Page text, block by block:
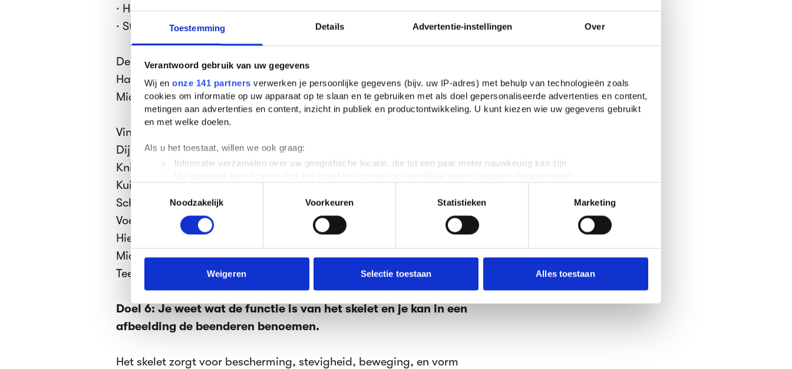
Toestemming Details Advertentie-instellingen Over
Verantwoord gebruik van uw gegevens
Wij en onze 141 partners verwerken je persoonlijke gegevens (bijv. uw IP-adres) met behulp van technologieën zoals
cookies om informatie op uw apparaat op te slaan en te gebruiken met als doel gepersonaliseerde advertenties en content,
metingen aan advertenties en content, inzicht in publiek en productontwikkeling. U kunt kiezen wie uw gegevens gebruikt
en met welke doelen.
Als u het toestaat, willen we ook graag:
Informatie verzamelen over uw geografische locatie, die tot een paar meter nauwkeurig kan zijn
toestemming op elk moment wijzigen of intrekken in de Cookieverklaring.
We gebruiken cookies om content en advertenties te personaliseren, om functies voor social media te bieden en om ons
media, adverteren en analyse. Deze partners kunnen deze gegevens combineren met andere informatie die je aan ze hebt
verstrekt of die ze hebben verzameld op basis van jouw gebruik van hun services.
Toestemmingsselectie
Noodzakelijk
Voorkeuren Statistieken Marketing
Weigeren Selectie toestaan Alles toestaan
· Heiligbeen
· Staartbeen
De ledenmaten: Opperarmbeen, Spaakbeen, Ellepijp,
Handwortelbeentjes,
Middenhandsbeentjes
Vingerkootjes
Dijbeen
Knieschijf
Kuitbeen
Scheenbeen
Voetwortelbeentjes
Hielbeen
Middenvoetbeentjes
Teenkootjes
Doel 6: Je weet wat de functie is van het skelet en je kan in een
afbeelding de beenderen benoemen.
Het skelet zorgt voor bescherming, stevigheid, beweging, en vorm